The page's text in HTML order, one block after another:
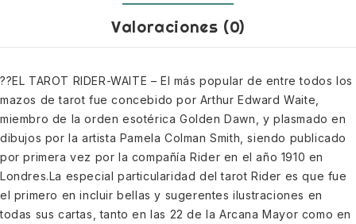
Valoraciones (0)
??EL TAROT RIDER-WAITE – El más popular de entre todos los
mazos de tarot fue concebido por Arthur Edward Waite,
miembro de la orden esotérica Golden Dawn, y plasmado en
dibujos por la artista Pamela Colman Smith, siendo publicado
por primera vez por la compañía Rider en el año 1910 en
Londres.La especial particularidad del tarot Rider es que fue
el primero en incluir bellas y sugerentes ilustraciones en
todas sus cartas, tanto en las 22 de la Arcana Mayor como en